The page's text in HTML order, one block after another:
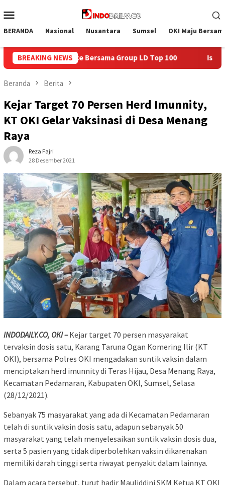
ke
Mobile
BERANDA Nasional Nusantara Sumsel OKI Maju
BREAKING NEWS
LD Top 100 Isi Kemerdekaan dengan Kepedulian,
Beranda Berita
Kejar Target 70 Persen Herd Imunnity,
KT OKI Gelar Vaksinasi di Desa Menang
Raya
Reza Fajri
28 Desember 2021
INDODAILY.CO, OKI – Kejar target 70 persen masyarakat
tervaksin dosis satu, Karang Taruna Ogan Komering Ilir (KT
OKI), bersama Polres OKI mengadakan suntik vaksin dalam
menciptakan herd imunnity di Teras Hijau, Desa Menang Raya,
Kecamatan Pedamaran, Kabupaten OKI, Sumsel, Selasa
(28/12/2021).
Sebanyak 75 masyarakat yang ada di Kecamatan Pedamaran
telah di suntik vaksin dosis satu, adapun sebanyak 50
masyarakat yang telah menyelesaikan suntik vaksin dosis dua,
serta 5 pasien yang tidak diperbolehkan vaksin dikarenakan
memiliki darah tinggi serta riwayat penyakit dalam lainnya.
Dalam acara tersebut, turut hadir Mauliddini SKM Ketua KT OKI